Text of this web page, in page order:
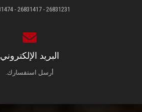
26831231 - 26831417 - 26831474
البريد الإلكتروني
أرسل استفسارك.